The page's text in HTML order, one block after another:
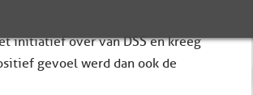
initiatief over van DSS en kreeg
gevoel werd dan ook de